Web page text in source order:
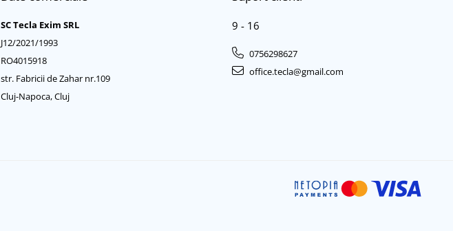
SC Tecla Exim SRL
J12/2021/1993
RO4015918
str. Fabricii de Zahar nr.109
Cluj-Napoca, Cluj
9 - 16
0756298627
office.tecla@gmail.com